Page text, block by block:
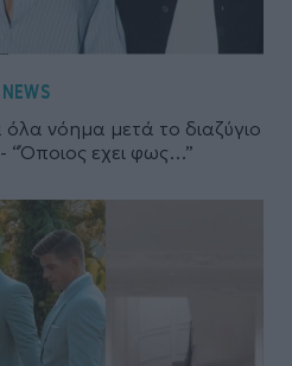
NEWS
νόημα μετά το διαζύγιο
“Όποιος εχει φως…”